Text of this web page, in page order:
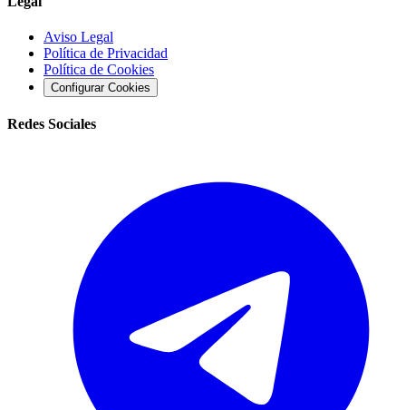
Aviso Legal
Política de Privacidad
Política de Cookies
Configurar Cookies
Redes Sociales